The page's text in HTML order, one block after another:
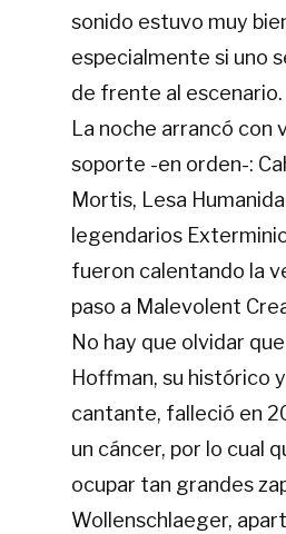
sonido estuvo muy
especialmente si uno
de frente al escenario.
La noche arrancó con
soporte -en orden-:
Mortis, Lesa
legendarios
fueron calentando la
paso a Malevolent
No hay que olvidar
Hoffman, su histórico
cantante, falleció en
un cáncer, por lo cual
ocupar tan grandes
Wollenschlaeger,